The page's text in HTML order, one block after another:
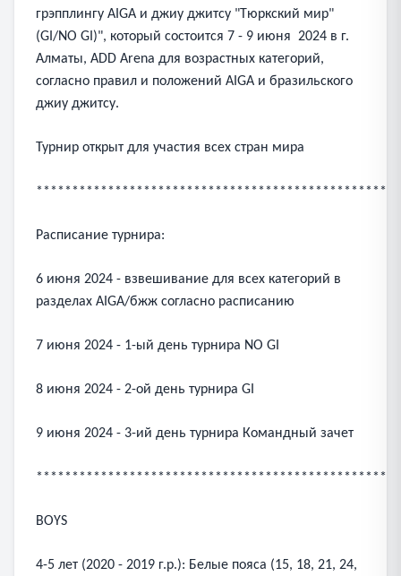
грэпплингу AIGA и джиу джитсу "Tюркский мир"
(GI/NO GI)", который состоится 7 - 9 июня 2024 в г.
Алматы, ADD Arena для возрастных категорий,
согласно правил и положений AIGA и бразильского
джиу джитсу.
Турнир открыт для участия всех стран мира
Расписание турнира:
6 июня 2024 - взвешивание для всех категорий в
разделах AIGA/бжж согласно расписанию
7 июня 2024 - 1-ый день турнира NO GI
8 июня 2024 - 2-ой день турнира GI
9 июня 2024 - 3-ий день турнира Командный зачет
BOYS
4-5 лет (2020 - 2019 г.р.): Белые пояса (15, 18, 21, 24,